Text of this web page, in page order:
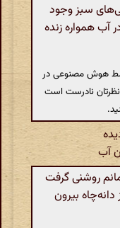
سبز وجود
آب همواره زنده
هوش مصنوعی در
نظرتان نادرست است
آب
روشنی گرفت
بیرون